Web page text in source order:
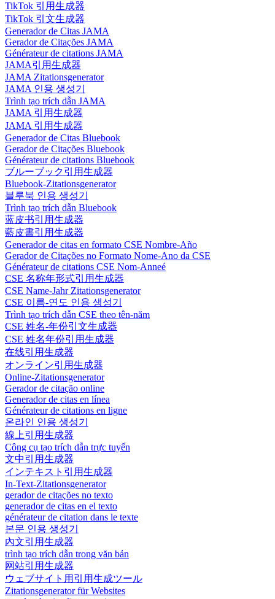
TikTok 引用生成器
TikTok 引文生成器
Generador de Citas JAMA
Gerador de Citações JAMA
Générateur de citations JAMA
JAMA引用生成器
JAMA Zitationsgenerator
JAMA 인용 생성기
Trình tạo trích dẫn JAMA
JAMA 引用生成器
JAMA 引用生成器
Generador de Citas Bluebook
Gerador de Citações Bluebook
Générateur de citations Bluebook
ブルーブック引用生成器
Bluebook-Zitationsgenerator
블루북 인용 생성기
Trình tạo trích dẫn Bluebook
蓝皮书引用生成器
藍皮書引用生成器
Generador de citas en formato CSE Nombre-Año
Gerador de Citações no Formato Nome-Ano da CSE
Générateur de citations CSE Nom-Anneé
CSE 名称年形式引用生成器
CSE Name-Jahr Zitationsgenerator
CSE 이름-연도 인용 생성기
Trình tạo trích dẫn CSE theo tên-năm
CSE 姓名-年份引文生成器
CSE 姓名年份引用生成器
在线引用生成器
オンライン引用生成器
Online-Zitationsgenerator
Gerador de citação online
Generador de citas en línea
Générateur de citations en ligne
온라인 인용 생성기
線上引用生成器
Công cụ tạo trích dẫn trực tuyến
文中引用生成器
インテキスト引用生成器
In-Text-Zitationsgenerator
gerador de citações no texto
generador de citas en el texto
générateur de citation dans le texte
본문 인용 생성기
內文引用生成器
trình tạo trích dẫn trong văn bản
网站引用生成器
ウェブサイト用引用生成ツール
Zitationsgenerator für Websites